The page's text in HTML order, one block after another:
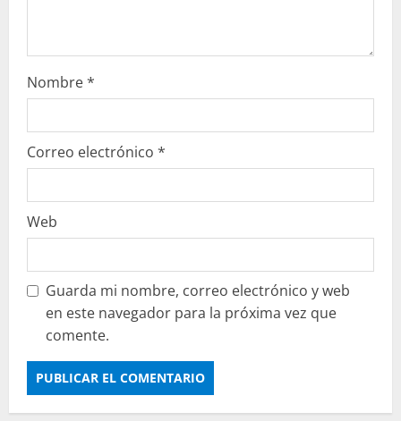
Nombre*
Correo electrónico *
Web
Guarda mi nombre, correo electrónico y web
en este navegador para la próxima vez que
comente.